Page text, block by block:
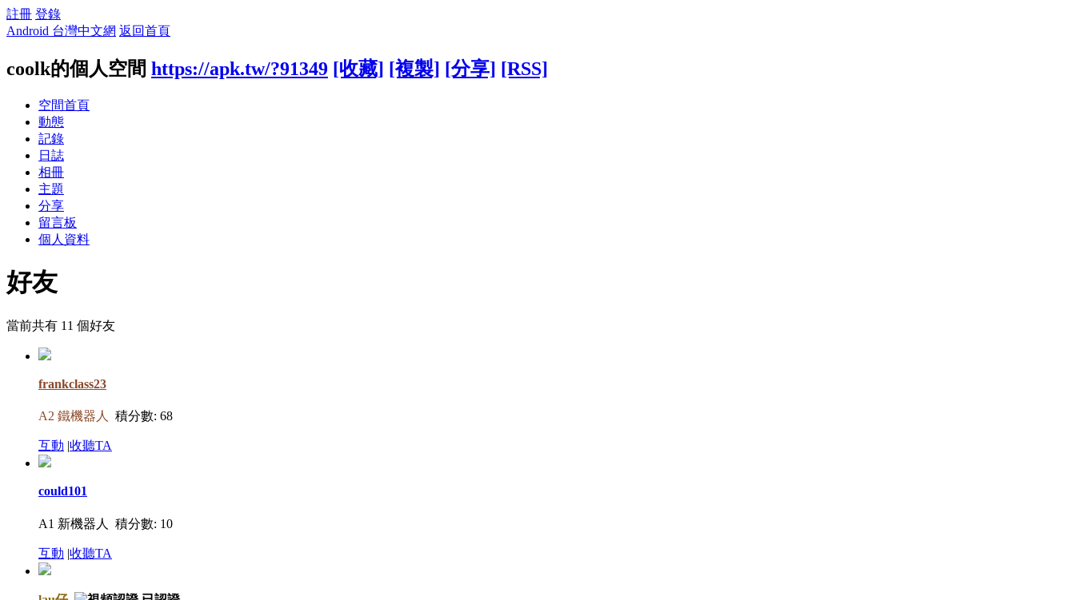
註冊 登錄
Android 台灣中文網 返回首頁
coolk的個人空間 https://apk.tw/?91349 [收藏] [複製] [分享] [RSS]
空間首頁
動態
記錄
日誌
相冊
主題
分享
留言板
個人資料
好友
當前共有 11 個好友
frankclass23
A2 鐵機器人 積分數: 68
互動 |收聽TA
could101
A1 新機器人 積分數: 10
互動 |收聽TA